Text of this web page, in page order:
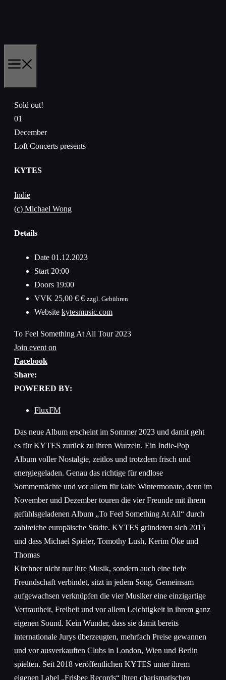
Sold out!
01
December
Loft Concerts presents
KYTES
Indie
(c) Michael Wong
Details
Date 01.12.2023
Start 20:00
Doors 19:00
VVK 25,00 € € zzgl. Gebühren
Website kytesmusic.com
To Feel Something At All Tour 2023
Join event on
Facebook
Share:
POWERED BY:
FluxFM
Das neue Album erscheint im Sommer 2023 und damit geht
es für KYTES zurück zu ihren Wurzeln. Ein Indie-Pop
Album voller Nostalgie, zeitlos und trotzdem frisch und
energiegeladen. Genau das richtige für endlose
Sommernächte und vor allem für kalte Wintermonate, denn im
November und Dezember touren die vier Freunde mit ihrem
gefühlsgeladenen Album „To Feel Something At All“ durch
zahlreiche europäische Städte. KYTES gründeten sich 2015
und dass Michael Spieler, Tomothy Lush, Kerim Öke und
Thomas
Kirchner nicht nur ihre Musik, sondern auch eine tiefe
Freundschaft verbindet, sitzt in jedem Song. Gemeinsam
aufgewachsen verknüpfen die vier Musiker eine einzigartige
Vertrautheit, Freiheit und vor allem Leichtigkeit in ihrem ganz
eigenen Sound. Kein Wunder, dass sie damit bereits
internationale Jurys überzeugten, mehrfach Preise gewannen
und vor ausverkauften Clubs in London, Wien und Berlin
spielten. Seit 2018 veröffentlichen KYTES unter ihrem
eigenen Label „Frisbee Records“ ihren charismatischen